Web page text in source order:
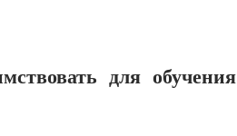
для обучения